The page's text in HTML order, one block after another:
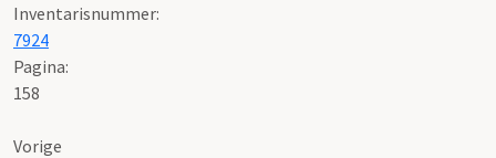
Inventarisnummer:
7924
Pagina:
158
Vorige